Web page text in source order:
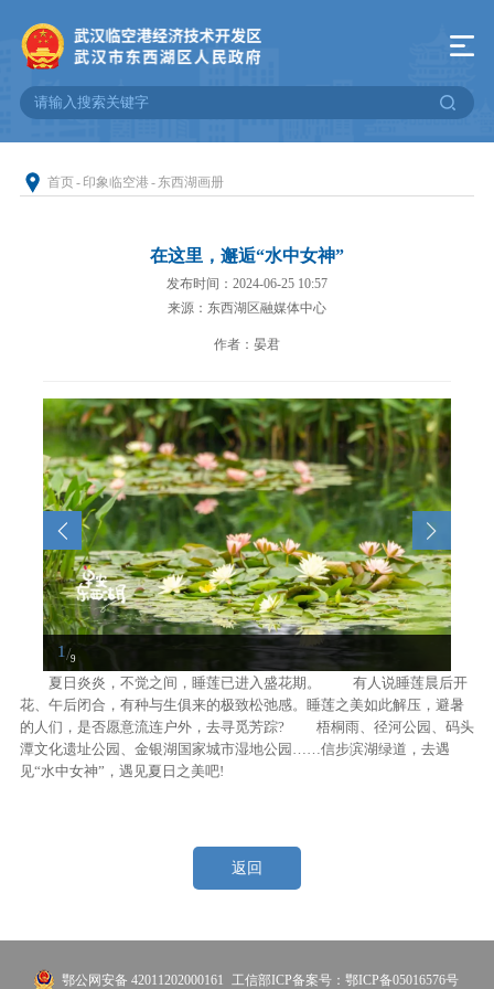
首页- 印象临空港 - 东西湖画册
在这里，邂逅“水中女神”
发布时间：2024-06-25 10:57
来源：东西湖区融媒体中心
作者：晏君
1/9
夏日炎炎，不觉之间，睡莲已进入盛花期。 有人说睡莲晨后开
花、午后闭合，有种与生俱来的极致松弛感。睡莲之美如此解压，避暑
的人们，是否愿意流连户外，去寻觅芳踪? 梧桐雨、径河公园、码头
潭文化遗址公园、金银湖国家城市湿地公园……信步滨湖绿道，去遇
见“水中女神”，遇见夏日之美吧!
返回
鄂公网安备 42011202000161 工信部ICP备案号：鄂ICP备05016576号